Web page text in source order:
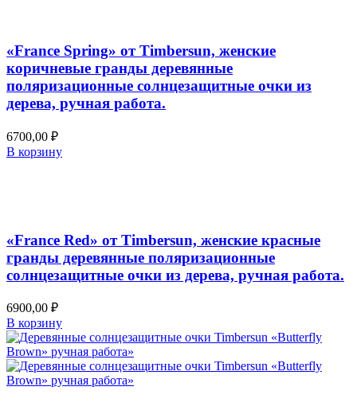
«France Spring» от Timbersun, женские
коричневые гранды деревянные
поляризационные солнцезащитные очки из
дерева, ручная работа.
6700,00 ₽
В корзину
«France Red» от Timbersun, женские красные
гранды деревянные поляризационные
солнцезащитные очки из дерева, ручная работа.
6900,00 ₽
В корзину